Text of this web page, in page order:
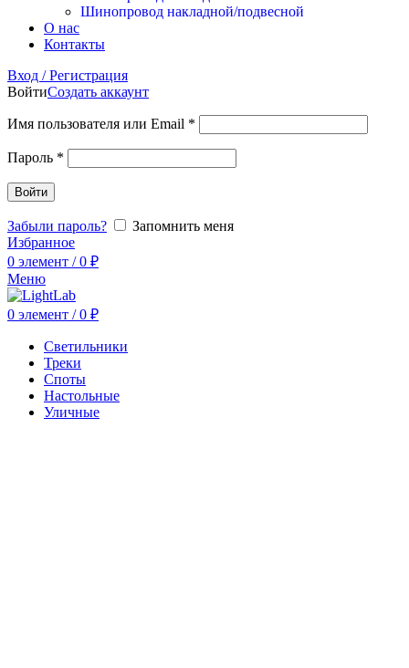
Шинопровод накладной/подвесной
О нас
Контакты
Вход / Регистрация
ВойтиСоздать аккаунт
Имя пользователя или Email *
Пароль *
Войти
Забыли пароль?
Запомнить меня
Избранное
0 элемент / 0 ₽
Меню
0 элемент / 0 ₽
Cветильники
Треки
Споты
Настольные
Уличные